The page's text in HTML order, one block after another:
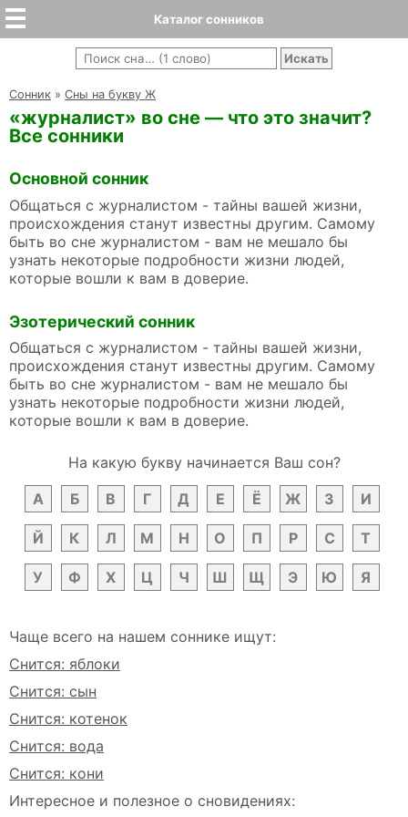
Каталог сонников
Cонник » Сны на букву Ж
«журналист» во сне — что это значит?
Все сонники
Основной сонник
Общаться с журналистом - тайны вашей жизни,
происхождения станут известны другим. Самому
быть во сне журналистом - вам не мешало бы
узнать некоторые подробности жизни людей,
которые вошли к вам в доверие.
Эзотерический сонник
Общаться с журналистом - тайны вашей жизни,
происхождения станут известны другим. Самому
быть во сне журналистом - вам не мешало бы
узнать некоторые подробности жизни людей,
которые вошли к вам в доверие.
На какую букву начинается Ваш сон?
А
Б В Г Д Е Ё Ж З И
Й К Л М Н О П Р С Т
У Ф Х Ц Ч Ш Щ Э Ю Я
Чаще всего на нашем соннике ищут:
Снится: яблоки
Снится: сын
Снится: котенок
Снится: вода
Снится: кони
Интересное и полезное о сновидениях: